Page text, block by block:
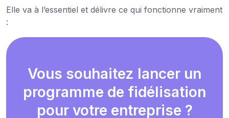
Elle va à l’essentiel et délivre ce qui fonctionne vraiment
:
Vous souhaitez lancer un
programme de fidélisation
pour votre entreprise ?